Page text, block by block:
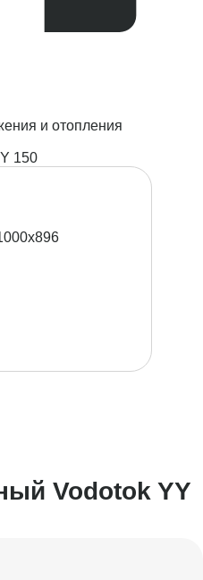
и отопления
150
Vodotok YY